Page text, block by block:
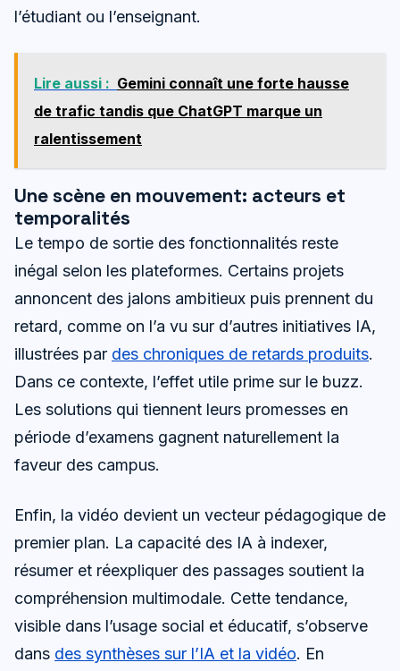
l’étudiant ou l’enseignant.
Lire aussi : Gemini connaît une forte hausse
de trafic tandis que ChatGPT marque un
ralentissement
Une scène en mouvement: acteurs et
temporalités
Le tempo de sortie des fonctionnalités reste
inégal selon les plateformes. Certains projets
annoncent des jalons ambitieux puis prennent du
retard, comme on l’a vu sur d’autres initiatives IA,
illustrées par des chroniques de retards produits.
Dans ce contexte, l’effet utile prime sur le buzz.
Les solutions qui tiennent leurs promesses en
période d’examens gagnent naturellement la
faveur des campus.
Enfin, la vidéo devient un vecteur pédagogique de
premier plan. La capacité des IA à indexer,
résumer et réexpliquer des passages soutient la
compréhension multimodale. Cette tendance,
visible dans l’usage social et éducatif, s’observe
dans des synthèses sur l’IA et la vidéo. En